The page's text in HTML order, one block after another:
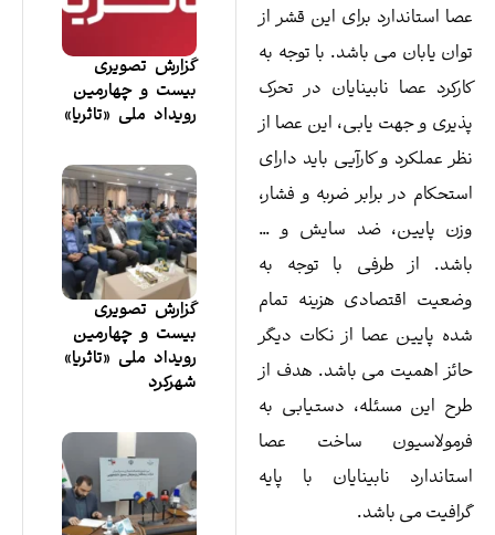
استاندارد برای این قشر از
یابان می باشد. با توجه به
عصا نابینایان در تحرک
و جهت یابی، این عصا از
عملکرد و کارآیی باید دارای
در برابر ضربه و فشار،
پایین، ضد سایش و …
از طرفی با توجه به
اقتصادی هزینه تمام
پایین عصا از نکات دیگر
اهمیت می باشد. هدف از
این مسئله، دستیابی به
ساخت عصا
نابینایان با پایه
می باشد.
گزارش تصویری
بیست و چهارمین
رویداد ملی «تاثریا»
گزارش تصویری
بیست و چهارمین
رویداد ملی «تاثریا»
شهرکرد